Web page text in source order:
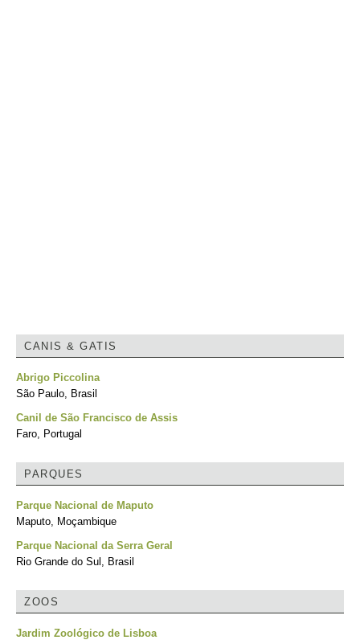
CANIS & GATIS
Abrigo Piccolina
São Paulo, Brasil
Canil de São Francisco de Assis
Faro, Portugal
PARQUES
Parque Nacional de Maputo
Maputo, Moçambique
Parque Nacional da Serra Geral
Rio Grande do Sul, Brasil
ZOOS
Jardim Zoológico de Lisboa